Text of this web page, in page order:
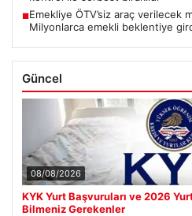
■Emekliye ÖTV’siz araç verilecek
Milyonlarca emekli beklentiye
Güncel
08/08/2026
KYK Yurt Başvuruları ve 2026
Bilmeniz Gerekenler